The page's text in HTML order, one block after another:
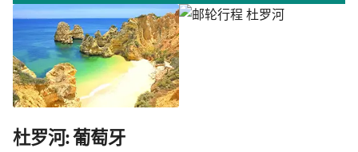
杜罗河: 葡萄牙